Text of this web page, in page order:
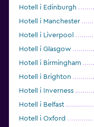
Hotell i Edinburgh
Hotell i Manchester
Hotell i Liverpool
Hotell i Glasgow
Hotell i Birmingham
Hotell i Brighton
Hotell i Inverness
Hotell i Belfast
Hotell i Oxford